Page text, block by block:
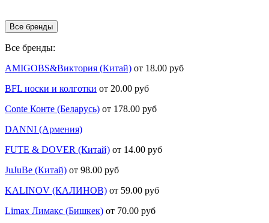
Все бренды
Все бренды:
AMIGOBS&Виктория (Китай) от 18.00 руб
BFL носки и колготки от 20.00 руб
Conte Конте (Беларусь) от 178.00 руб
DANNI (Армения)
FUTE & DOVER (Китай) от 14.00 руб
JuJuBe (Китай) от 98.00 руб
KALINOV (КАЛИНОВ) от 59.00 руб
Limax Лимакс (Бишкек) от 70.00 руб